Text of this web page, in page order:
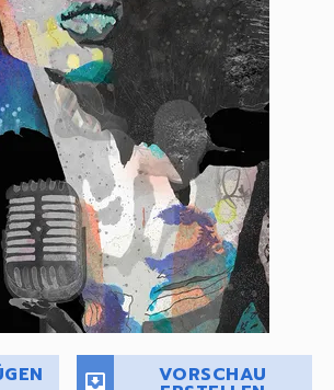
move_to_inbox VORSCHAU